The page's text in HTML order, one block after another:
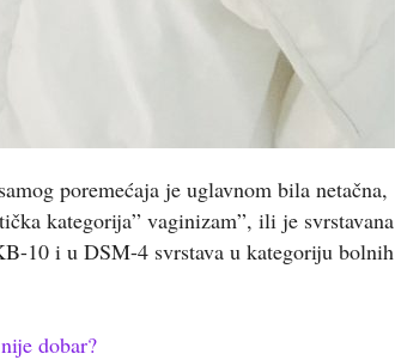
poremećaja je uglavnom bila netačna,
kategorija” vaginizam”, ili je svrstavana
10 i u DSM-4 svrstava u kategoriju bolnih
dobar?